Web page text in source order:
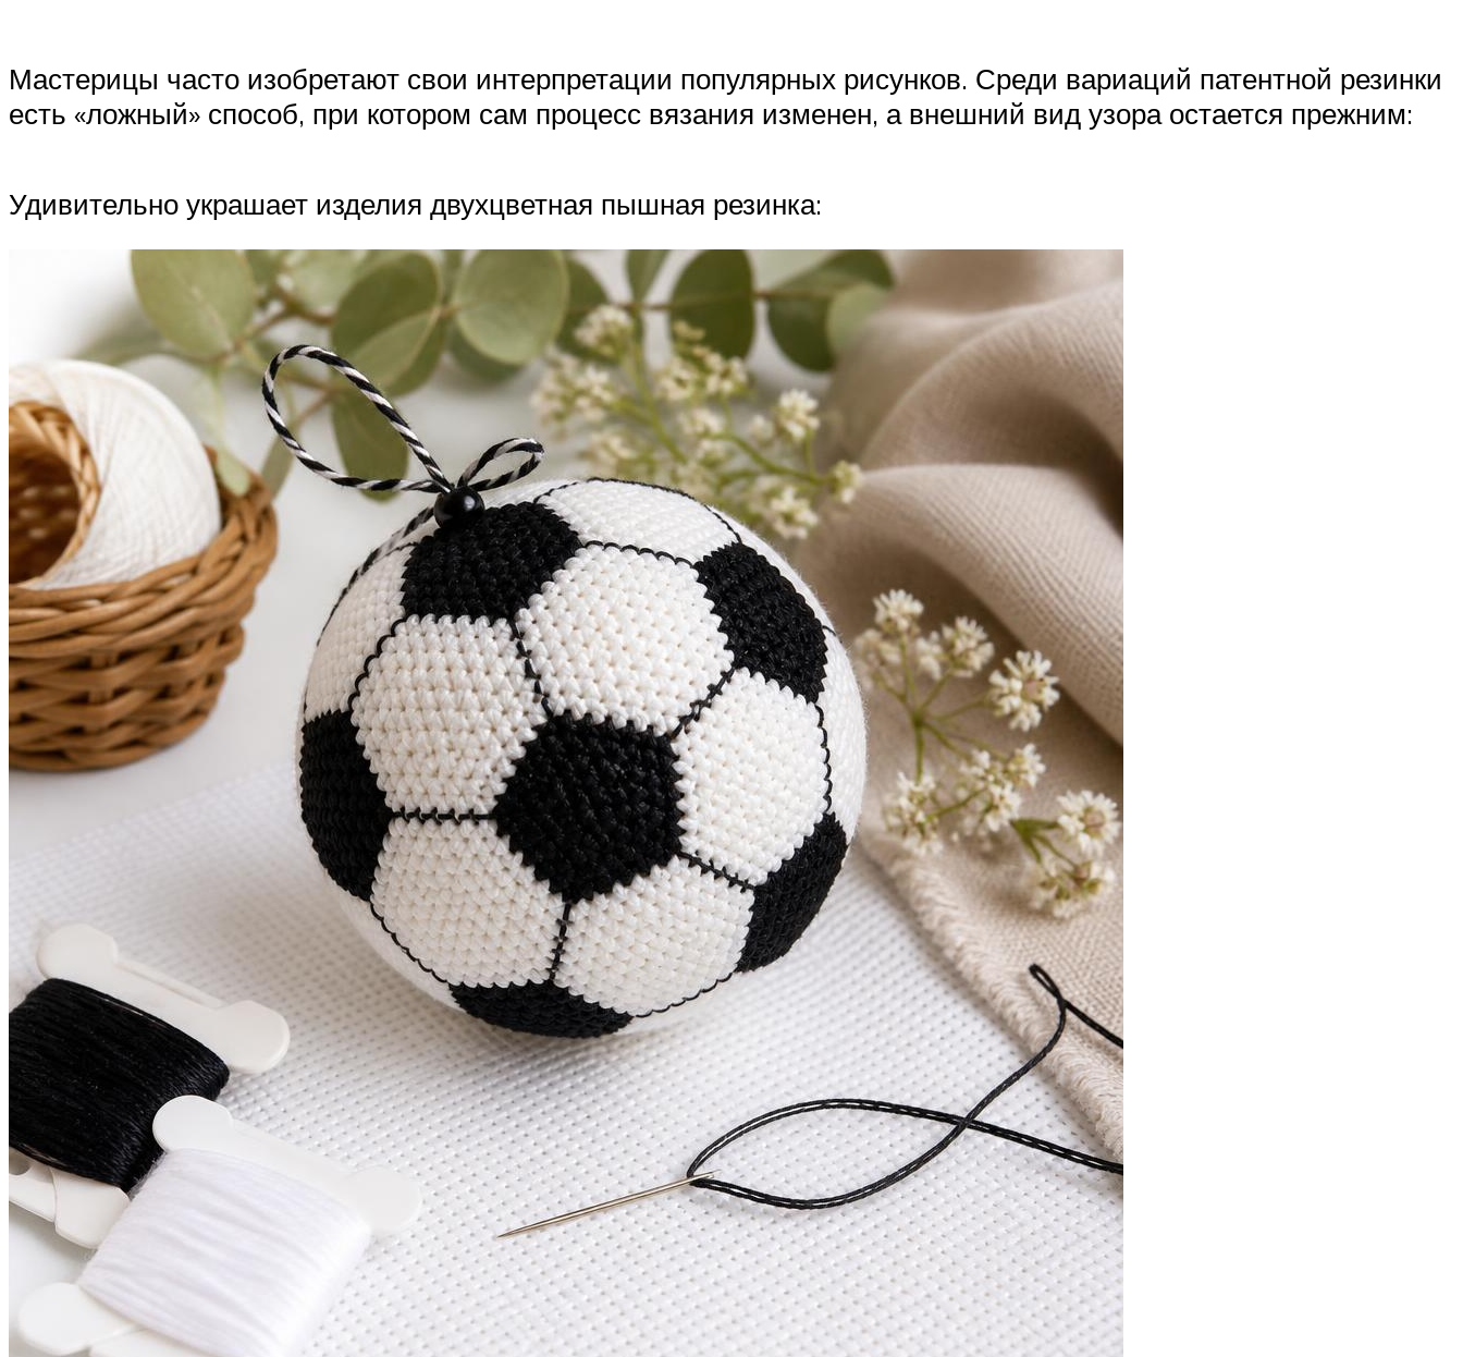
Мастерицы часто изобретают свои интерпретации популярных рисунков. Среди вариаций патентной резинки
есть «ложный» способ, при котором сам процесс вязания изменен, а внешний вид узора остается прежним:
Удивительно украшает изделия двухцветная пышная резинка: